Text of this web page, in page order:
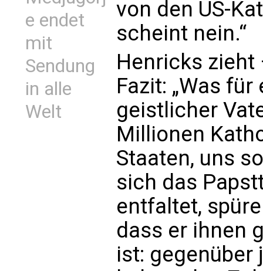
e endet
mit
Sendung
in alle
Welt
von den US-
scheint nein.“
Henricks
Fazit: „Was
geistlicher
Millionen
Staaten, uns
sich das
entfaltet,
dass er ihnen
ist: gegenüber